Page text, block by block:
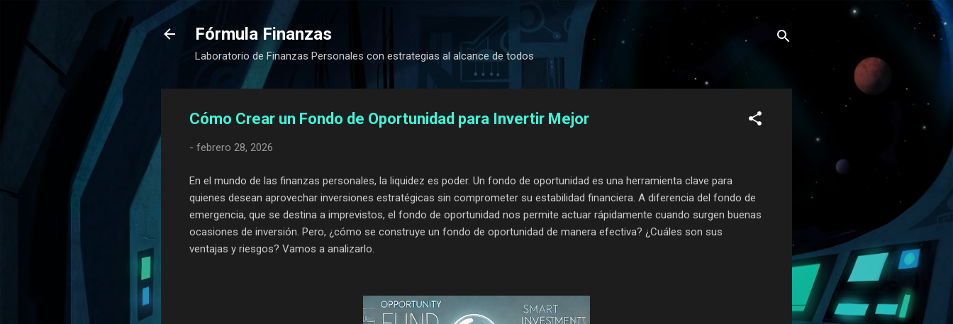
Fórmula Finanzas
Laboratorio de Finanzas Personales con estrategias al alcance de todos
Cómo Crear un Fondo de Oportunidad para Invertir Mejor
- febrero 28, 2026
En el mundo de las finanzas personales, la liquidez es poder. Un fondo de oportunidad es una herramienta clave para
quienes desean aprovechar inversiones estratégicas sin comprometer su estabilidad financiera. A diferencia del fondo de
emergencia, que se destina a imprevistos, el fondo de oportunidad nos permite actuar rápidamente cuando surgen buenas
ocasiones de inversión. Pero, ¿cómo se construye un fondo de oportunidad de manera efectiva? ¿Cuáles son sus
ventajas y riesgos? Vamos a analizarlo.